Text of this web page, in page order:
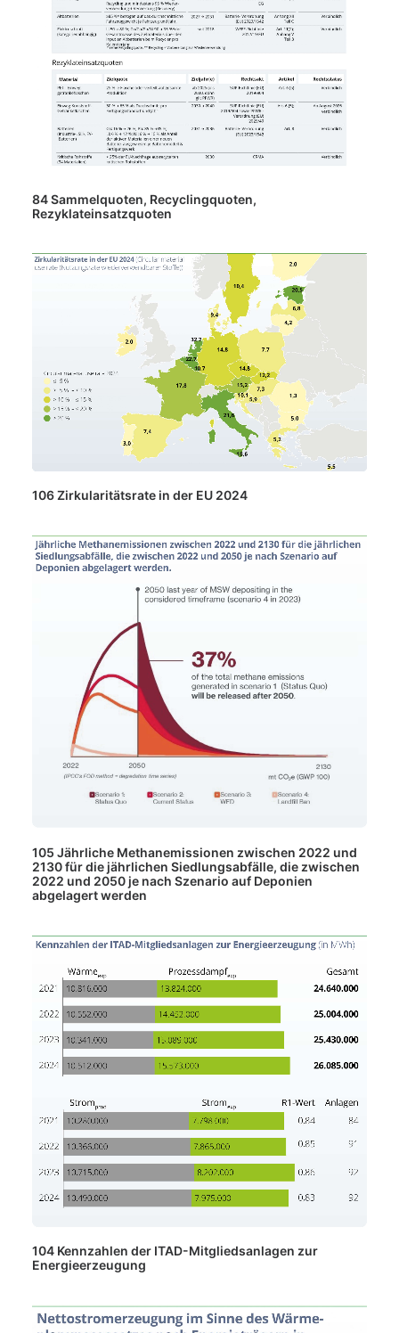
84 Sammelquoten, Recyclingquoten,
Rezyklateinsatzquoten
106 Zirkularitätsrate in der EU 2024
105 Jährliche Methanemissionen zwischen 2022 und
2130 für die jährlichen Siedlungsabfälle, die zwischen
2022 und 2050 je nach Szenario auf Deponien
abgelagert werden
104 Kennzahlen der ITAD-Mitgliedsanlagen zur
Energieerzeugung